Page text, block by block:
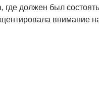
где должен был
внимание